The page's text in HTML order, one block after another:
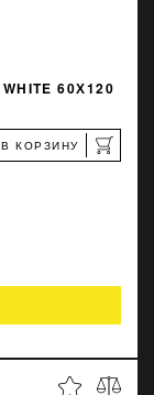
60Х120
В КОРЗИНУ